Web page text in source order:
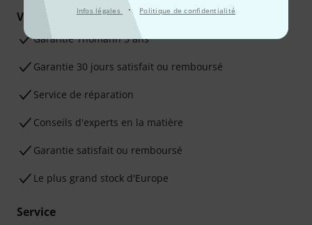
Infos légales · Politique de confidentialité
Vos avantages
Ga­ran­tie Thomann 3 ans
Garantie 30 jours satisfait ou remboursé
Service de réparation
Conseils d'experts en la matière
Garantie satisfait ou remboursé
Le plus grand stock d'Europe
Service